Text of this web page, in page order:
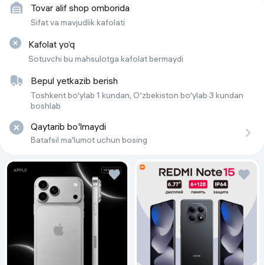
Тип SIM-карты
Объем оперативной памяти
Основная камера
Rang
Tovar alif shop omborida
Sifat va mavjudlik kafolati
Kafolat yo‘q
Sotuvchi bu mahsulotga kafolat bermaydi
Bepul yetkazib berish
Toshkent bo‘ylab 1 kundan, O‘zbekiston bo‘ylab 3 kundan
boshlab
Qaytarib bo'lmaydi
Batafsil ma'lumot uchun bosing